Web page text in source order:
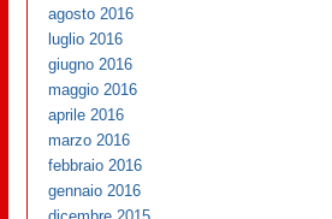
agosto 2016
luglio 2016
giugno 2016
maggio 2016
aprile 2016
marzo 2016
febbraio 2016
gennaio 2016